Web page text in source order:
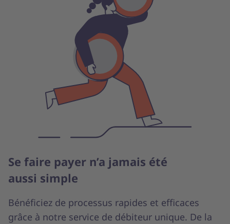
Se faire payer n’a jamais été
aussi simple
Bénéficiez de processus rapides et efficaces
grâce à notre service de débiteur unique. De la